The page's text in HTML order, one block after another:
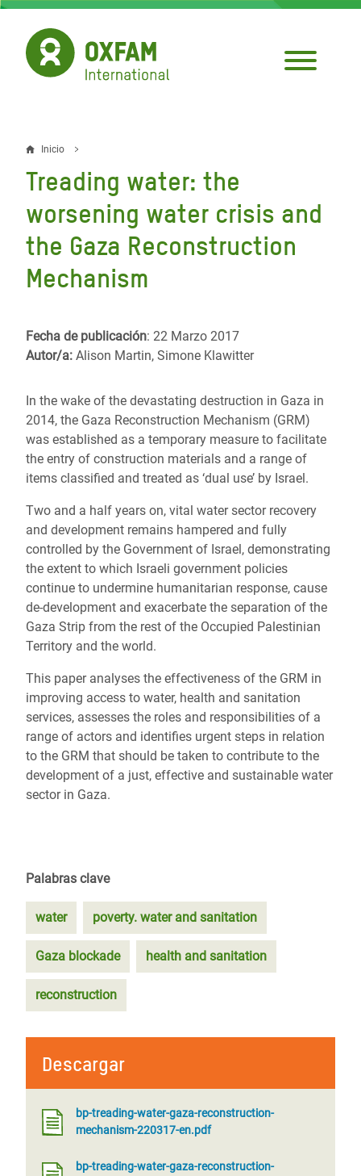
Pasar
contenido
principal
Sobrescribir
enlaces
de
ayuda
a
navegación
Inicio
Treading water: the
worsening water crisis and
the Gaza Reconstruction
Mechanism
Fecha de publicación: 22 Marzo 2017
Autor/a: Alison Martin, Simone Klawitter
In the wake of the devastating destruction in Gaza in
2014, the Gaza Reconstruction Mechanism (GRM)
was established as a temporary measure to facilitate
the entry of construction materials and a range of
items classified and treated as ‘dual use’ by Israel.
Two and a half years on, vital water sector recovery
and development remains hampered and fully
controlled by the Government of Israel, demonstrating
the extent to which Israeli government policies
continue to undermine humanitarian response, cause
de-development and exacerbate the separation of the
Gaza Strip from the rest of the Occupied Palestinian
Territory and the world.
This paper analyses the effectiveness of the GRM in
improving access to water, health and sanitation
services, assesses the roles and responsibilities of a
range of actors and identifies urgent steps in relation
to the GRM that should be taken to contribute to the
development of a just, effective and sustainable water
sector in Gaza.
Palabras clave
water poverty. water and sanitation
Gaza blockade health and sanitation
reconstruction
Descargar
bp-treading-water-gaza-reconstruction-
mechanism-220317-en.pdf
bp-treading-water-gaza-reconstruction-